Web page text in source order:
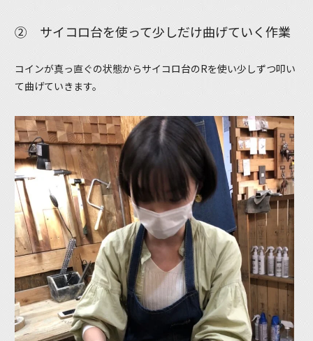
② サイコロ台を使って少しだけ曲げていく作業
コインが真っ直ぐの状態からサイコロ台のRを使い少しずつ叩い
て曲げていきます。